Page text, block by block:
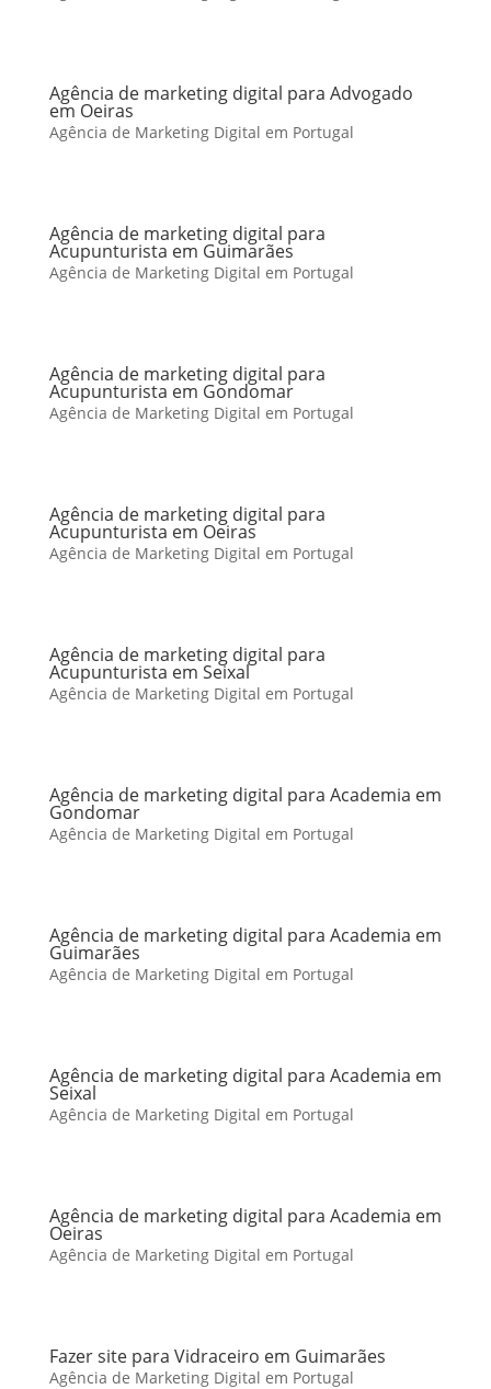
Agência de marketing digital para Advogado
em Oeiras
Agência de Marketing Digital em Portugal
Agência de marketing digital para
Acupunturista em Guimarães
Agência de Marketing Digital em Portugal
Agência de marketing digital para
Acupunturista em Gondomar
Agência de Marketing Digital em Portugal
Agência de marketing digital para
Acupunturista em Oeiras
Agência de Marketing Digital em Portugal
Agência de marketing digital para
Acupunturista em Seixal
Agência de Marketing Digital em Portugal
Agência de marketing digital para Academia em
Gondomar
Agência de Marketing Digital em Portugal
Agência de marketing digital para Academia em
Guimarães
Agência de Marketing Digital em Portugal
Agência de marketing digital para Academia em
Seixal
Agência de Marketing Digital em Portugal
Agência de marketing digital para Academia em
Oeiras
Agência de Marketing Digital em Portugal
Fazer site para Vidraceiro em Guimarães
Agência de Marketing Digital em Portugal